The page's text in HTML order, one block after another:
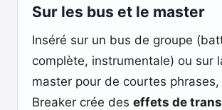
Sur les bus et le master
Inséré sur un bus de groupe
complète, instrumentale) ou sur
master pour de courtes phrases,
Breaker crée des effets de